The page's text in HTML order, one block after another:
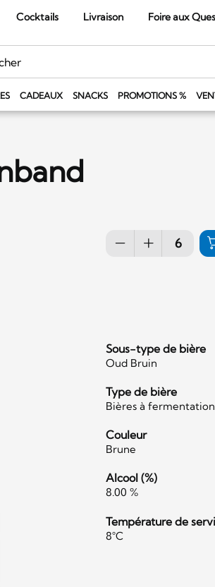
Cocktails Livraison Foire aux
CADEAUX SNACKS PROMOTIONS %
Sous-type de bière
Oud Bruin
Type de bière
Bières à
Couleur
Brune
Alcool (%)
8.00 %
Température de
8°C